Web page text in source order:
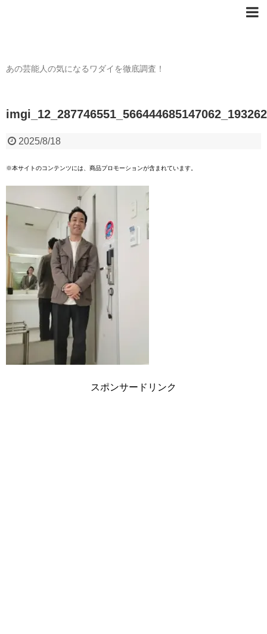
あの芸能人の気になるワダイを徹底調査！
2025/8/18
※本サイトのコンテンツには、商品プロモーションが含まれています。
スポンサードリンク